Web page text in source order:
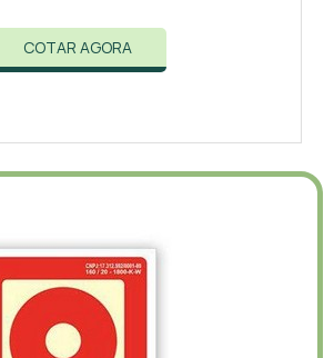
COTAR AGORA